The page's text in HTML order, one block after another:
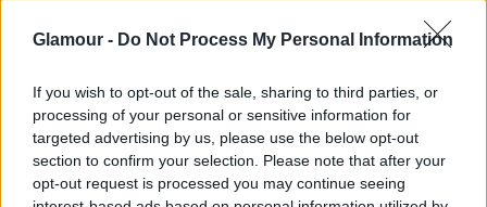
Glamour - Do Not Process My Personal Information
If you wish to opt-out of the sale, sharing to third parties, or
processing of your personal or sensitive information for
targeted advertising by us, please use the below opt-out
section to confirm your selection. Please note that after your
opt-out request is processed you may continue seeing
Míg Justin Bieber fehérben tündökölt az idei Bambi
Awardson, addig Lady Gaga fellépőruhája ennek
szöges ellentéte volt, csupa fekete.
Megosztás
Küldés
Messengeren